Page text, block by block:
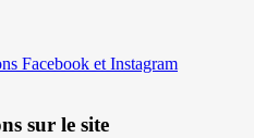
Facebook et Instagram
sur le site